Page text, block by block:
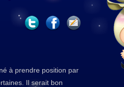
à prendre position par
Il serait bon